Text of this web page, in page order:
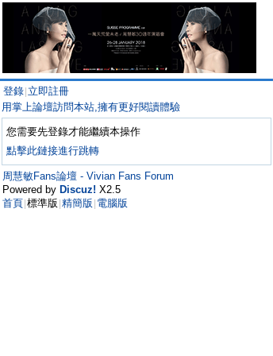
登錄 立即註冊
用掌上論壇訪問本站,擁有更好閱讀體驗
您需要先登錄才能繼續本操作
點擊此鏈接進行跳轉
周慧敏Fans論壇 - Vivian Fans Forum
Powered by Discuz! X2.5
首頁 標準版 精簡版 電腦版